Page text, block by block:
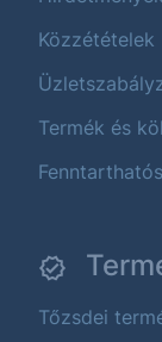
Közzétételek
Termék és
Tőzsdei